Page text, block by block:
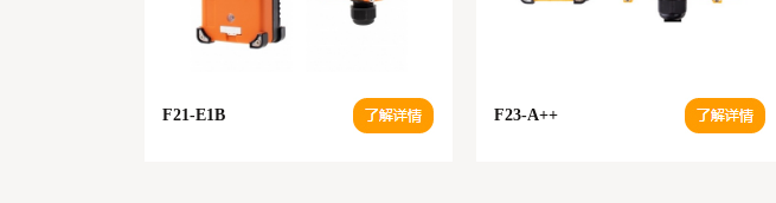
F21-E1B F23-A++